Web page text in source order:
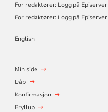
For redaktører: Logg på Episerver
For redaktører: Logg på Episerver
English
Min side
Dåp
Konfirmasjon
Bryllup